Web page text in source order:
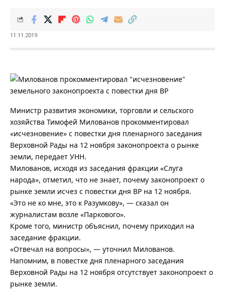
11.11.2019
Министр развития экономики, торговли и сельского
хозяйства Тимофей Милованов прокомментировал
«исчезновение» с повестки дня пленарного заседания
Верховной Рады на 12 ноября законопроекта о рынке
земли, передает УНН.
Милованов, исходя из заседания фракции «Слуга
народа», отметил, что не знает, почему законопроект о
рынке земли исчез с повестки дня ВР на 12 ноября.
«Это не ко мне, это к Разумкову», — сказал он
журналистам возле «Паркового».
Кроме того, министр объяснил, почему приходил на
заседание фракции.
«Отвечал на вопросы», — уточнил Милованов.
Напомним, в повестке дня пленарного заседания
Верховной Рады на 12 ноября отсутствует законопроект о
рынке земли.